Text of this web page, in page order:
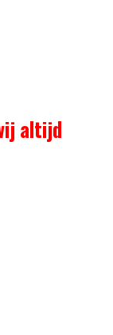
altijd